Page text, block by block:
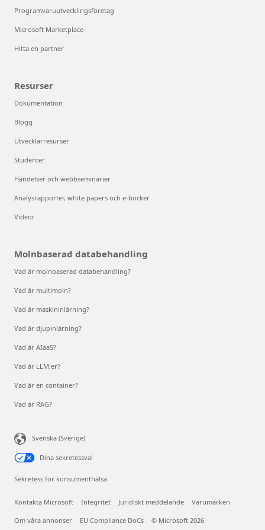
Programvaruutvecklingsföretag
Microsoft Marketplace
Hitta en partner
Resurser
Dokumentation
Blogg
Utvecklarresurser
Studenter
Händelser och webbseminarier
Analysrapporter, white papers och e-böcker
Videor
Molnbaserad databehandling
Vad är molnbaserad databehandling?
Vad är multimoln?
Vad är maskininlärning?
Vad är djupinlärning?
Vad är AIaaS?
Vad är LLM:er?
Vad är en container?
Vad är RAG?
Svenska (Sverige)
Dina sekretessval
Sekretess för konsumenthälsa
Kontakta Microsoft Integritet Juridiskt meddelande Varumärken
Om våra annonser EU Compliance DoCs © Microsoft 2026